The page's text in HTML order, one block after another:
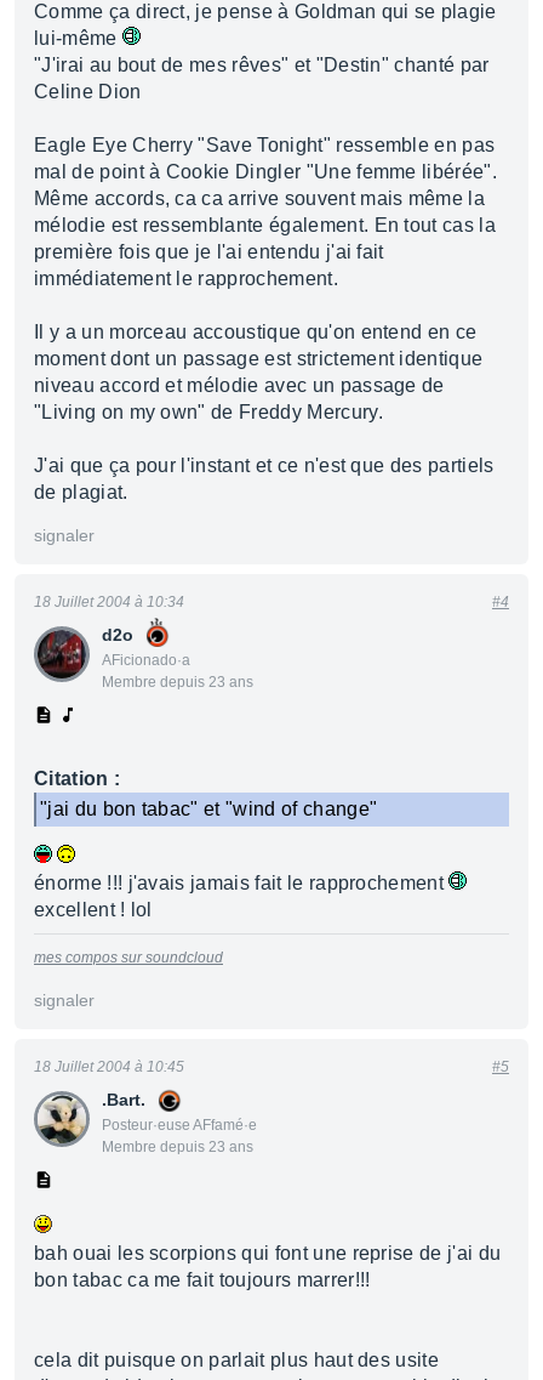
Comme ça direct, je pense à Goldman qui se plagie
lui-même
"J'irai au bout de mes rêves" et "Destin" chanté par
Celine Dion
Eagle Eye Cherry "Save Tonight" ressemble en pas
mal de point à Cookie Dingler "Une femme libérée".
Même accords, ca ca arrive souvent mais même la
mélodie est ressemblante également. En tout cas la
première fois que je l'ai entendu j'ai fait
immédiatement le rapprochement.
Il y a un morceau accoustique qu'on entend en ce
moment dont un passage est strictement identique
niveau accord et mélodie avec un passage de
"Living on my own" de Freddy Mercury.
J'ai que ça pour l'instant et ce n'est que des partiels
de plagiat.
signaler
d2o
AFicionado·a
Membre depuis 23 ans
18 Juillet 2004 à 10:34 #4
Citation :
"jai du bon tabac" et "wind of change"
énorme !!! j'avais jamais fait le rapprochement
excellent ! lol
mes compos sur soundcloud
signaler
.Bart.
Posteur·euse AFfamé·e
Membre depuis 23 ans
18 Juillet 2004 à 10:45 #5
bah ouai les scorpions qui font une reprise de j'ai du
bon tabac ca me fait toujours marrer!!!
cela dit puisque on parlait plus haut des usite